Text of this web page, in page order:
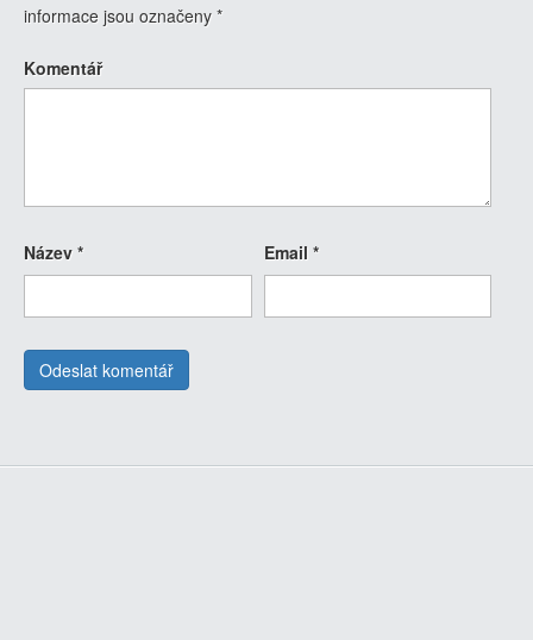
informace jsou označeny *
Komentář
Název * Email *